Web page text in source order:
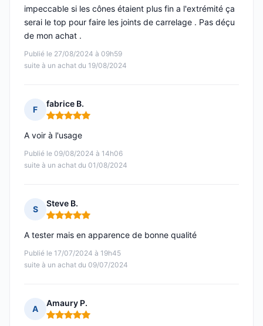
Publié le 27/08/2024 à 09h59
suite à un achat du 19/08/2024
impeccable si les cônes étaient plus fin a l'extrémité ça
serai le top pour faire les joints de carrelage . Pas déçu
de mon achat .
F
fabrice B.
Note : 5 sur 5
Publié le 09/08/2024 à 14h06
suite à un achat du 01/08/2024
A voir à l'usage
S
Steve B.
Note : 5 sur 5
Publié le 17/07/2024 à 19h45
suite à un achat du 09/07/2024
A tester mais en apparence de bonne qualité
A
Amaury P.
Note : 5 sur 5